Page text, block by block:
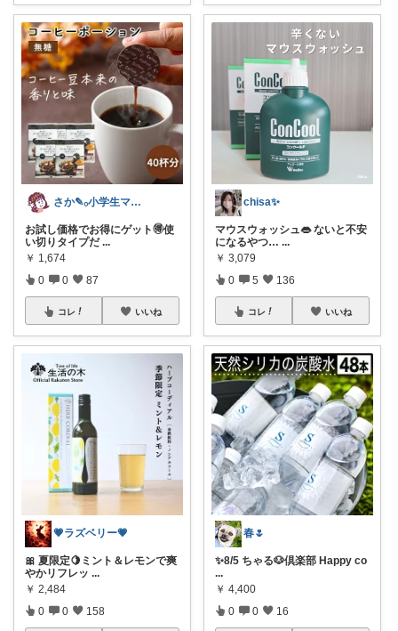
さか‎✎𓂂小学生ママを救う便利グッズ
お試し価格でお得にゲット🉐使
い切りタイプだ ...
￥ 1,674
0 0 87
コレ いいね
💗ラズベリー💗
🎀 夏限定🍋ミント＆レモンで爽
やかリフレッ ...
￥ 2,484
0 0 158
chisa✨
マウスウォッシュ👄 ないと不安
になるやつ… ...
￥ 3,079
0 5 136
コレ いいね
春🌷
✨8/5 ちゃる🐶倶楽部 Happy co
...
￥ 4,400
0 0 16